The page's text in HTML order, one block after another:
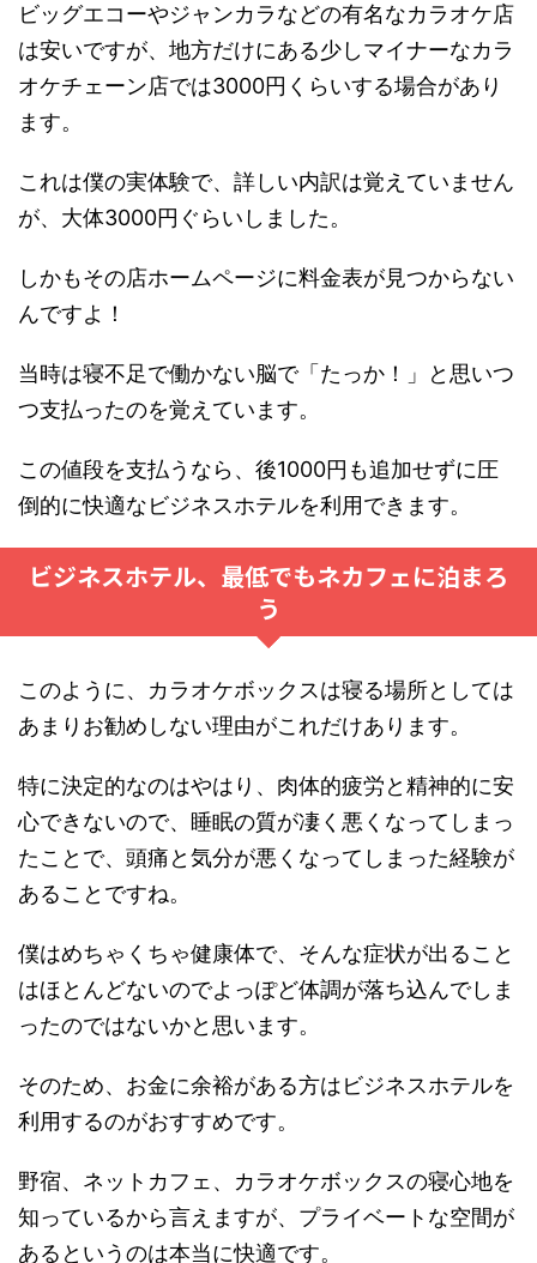
ビッグエコーやジャンカラなどの有名なカラオケ店
は安いですが、地方だけにある少しマイナーなカラ
オケチェーン店では3000円くらいする場合があり
ます。
これは僕の実体験で、詳しい内訳は覚えていません
が、大体3000円ぐらいしました。
しかもその店ホームページに料金表が見つからない
んですよ！
当時は寝不足で働かない脳で「たっか！」と思いつ
つ支払ったのを覚えています。
この値段を支払うなら、後1000円も追加せずに圧
倒的に快適なビジネスホテルを利用できます。
ビジネスホテル、最低でもネカフェに泊まろ
う
このように、カラオケボックスは寝る場所としては
あまりお勧めしない理由がこれだけあります。
特に決定的なのはやはり、肉体的疲労と精神的に安
心できないので、睡眠の質が凄く悪くなってしまっ
たことで、頭痛と気分が悪くなってしまった経験が
あることですね。
僕はめちゃくちゃ健康体で、そんな症状が出ること
はほとんどないのでよっぽど体調が落ち込んでしま
ったのではないかと思います。
そのため、お金に余裕がある方はビジネスホテルを
利用するのがおすすめです。
野宿、ネットカフェ、カラオケボックスの寝心地を
知っているから言えますが、プライベートな空間が
あるというのは本当に快適です。